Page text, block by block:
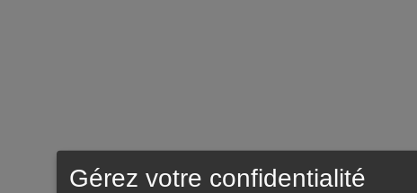
Gérez votre confidentialité